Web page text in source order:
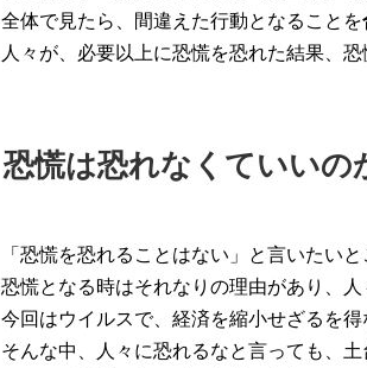
全体で見たら、間違えた行動となることを
人々が、必要以上に恐慌を恐れた結果、恐
恐慌は恐れなくていいの
「恐慌を恐れることはない」と言いたいと
恐慌となる時はそれなりの理由があり、人
今回はウイルスで、経済を縮小せざるを得
そんな中、人々に恐れるなと言っても、土